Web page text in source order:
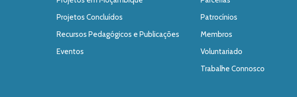
Projetos Concluídos
Recursos Pedagógicos e Publicações
Eventos
Patrocínios
Membros
Voluntariado
Trabalhe Connosco